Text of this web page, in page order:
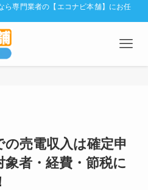
ら専門業者の【エコナビ本舗】にお任
の売電収入は確定申
象者・経費・節税に